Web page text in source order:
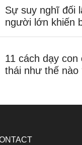
Sự suy nghĩ đối
người lớn khiến
11 cách dạy
thái như thế nào